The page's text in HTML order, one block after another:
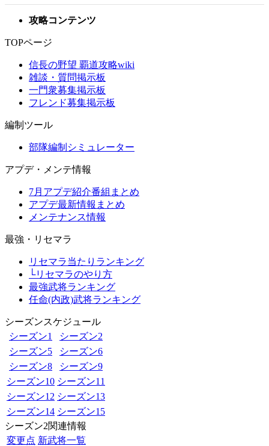
攻略コンテンツ
TOPページ
信長の野望 覇道攻略wiki
雑談・質問掲示板
一門衆募集掲示板
フレンド募集掲示板
編制ツール
部隊編制シミュレーター
アプデ・メンテ情報
7月アプデ紹介番組まとめ
アプデ最新情報まとめ
メンテナンス情報
最強・リセマラ
リセマラ当たりランキング
└リセマラのやり方
最強武将ランキング
任命(内政)武将ランキング
シーズンスケジュール
シーズン1
シーズン2
シーズン5
シーズン6
シーズン8
シーズン9
シーズン10 シーズン11
シーズン12 シーズン13
シーズン14 シーズン15
シーズン2関連情報
変更点 新武将一覧